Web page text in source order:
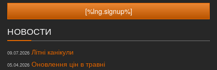
НОВОСТИ
09.07.2026 Літні канікули
05.04.2026 Оновлення цін в травні